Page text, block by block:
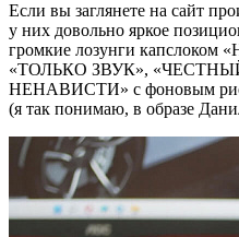
Если вы заглянете на сайт
у них довольно яркое
громкие лозунги
«ТОЛЬКО ЗВУК»,
НЕНАВИСТИ» с фоновым
(я так понимаю, в образе